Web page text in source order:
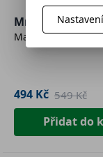
Mrtvé ženy - 2.
Martin Štefko
494 Kč 549 Kč
Přidat do
Nastavení